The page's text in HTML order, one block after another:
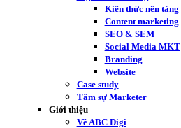
Kiến thức nền tảng
Content marketing
SEO & SEM
Social Media MKT
Branding
Website
Case study
Tâm sự Marketer
Giới thiệu
Về ABC Digi